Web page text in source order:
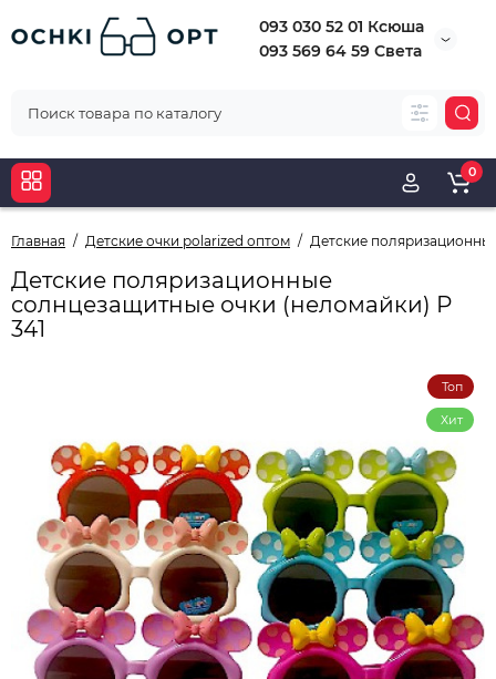
093 030 52 01 Ксюша
093 569 64 59 Света
0
Главная Детские очки polarized оптом Детские
Детские поляризационные
солнцезащитные очки (неломайки) Р
341
Топ
Хит